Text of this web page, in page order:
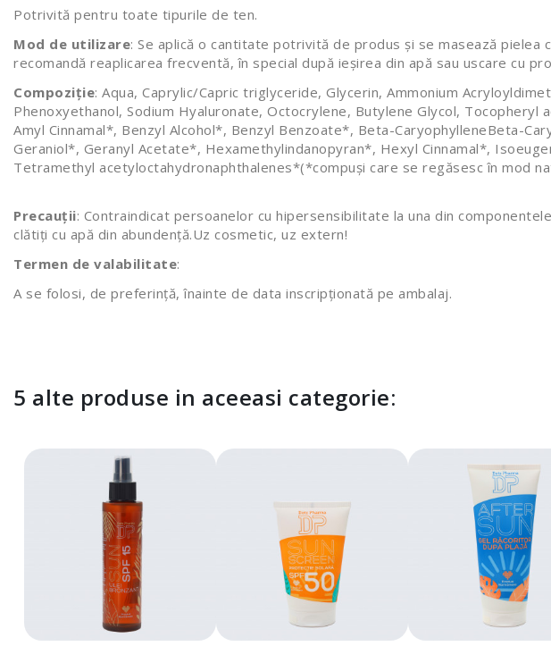
Potrivită pentru toate tipurile de ten.
Mod de utilizare: Se aplică o cantitate potrivită de produs și se masează pielea
recomandă reaplicarea frecventă, în special după ieșirea din apă sau uscare cu
Compoziție: Aqua, Caprylic/Capric triglyceride, Glycerin, Ammonium
Phenoxyethanol, Sodium Hyaluronate, Octocrylene, Butylene Glycol,
Amyl Cinnamal*, Benzyl Alcohol*, Benzyl Benzoate*, Beta-CaryophylleneBeta-
Geraniol*, Geranyl Acetate*, Hexamethylindanopyran*, Hexyl Cinnamal*,
Tetramethyl acetyloctahydronaphthalenes*(*compuși care se regăsesc în mod
Precauții: Contraindicat persoanelor cu hipersensibilitate la una din
clătiți cu apă din abundență.Uz cosmetic, uz extern!
Termen de valabilitate:
A se folosi, de preferință, înainte de data inscripționată pe ambalaj.
5 alte produse in aceeasi categorie: